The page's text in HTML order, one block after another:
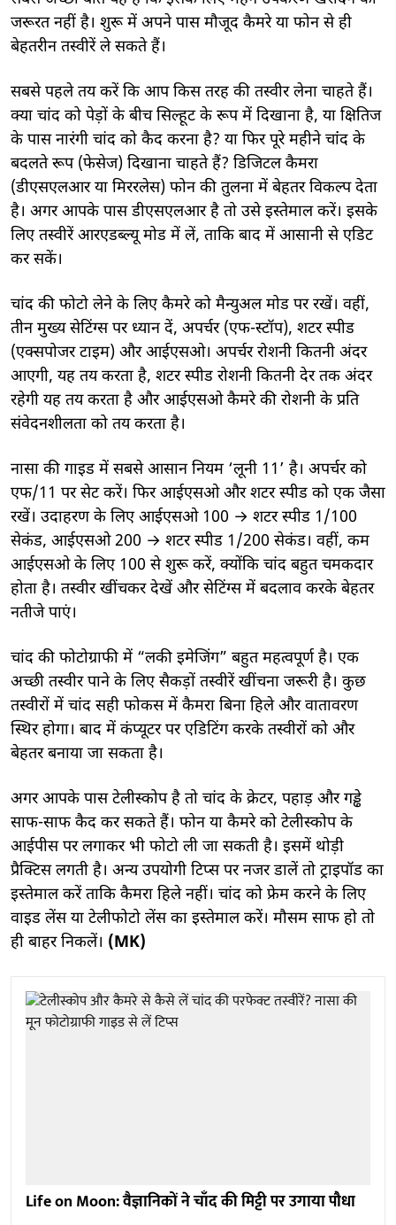
जरूरत नहीं है। शुरू में अपने पास मौजूद कैमरे या फोन से ही
बेहतरीन तस्वीरें ले सकते हैं।
सबसे पहले तय करें कि आप किस तरह की तस्वीर लेना चाहते हैं।
क्या चांद को पेड़ों के बीच सिल्हूट के रूप में दिखाना है, या क्षितिज
के पास नारंगी चांद को कैद करना है? या फिर पूरे महीने चांंद के
बदलते रूप (फेसेज) दिखाना चाहते हैं? डिजिटल कैमरा
(डीएसएलआर या मिररलेस) फोन की तुलना में बेहतर विकल्प देता
है। अगर आपके पास डीएसएलआर है तो उसे इस्तेमाल करें। इसके
लिए तस्वीरें आरएडब्ल्यू मोड में लें, ताकि बाद में आसानी से एडिट
कर सकें।
चांद की फोटो लेने के लिए कैमरे को मैन्युअल मोड पर रखें। वहीं,
तीन मुख्य सेटिंग्स पर ध्यान दें, अपर्चर (एफ-स्टॉप), शटर स्पीड
(एक्सपोजर टाइम) और आईएसओ। अपर्चर रोशनी कितनी अंदर
आएगी, यह तय करता है, शटर स्पीड रोशनी कितनी देर तक अंदर
रहेगी यह तय करता है और आईएसओ कैमरे की रोशनी के प्रति
संवेदनशीलता को तय करता है।
नासा की गाइड में सबसे आसान नियम ‘लूनी 11’ है। अपर्चर को
एफ/11 पर सेट करें। फिर आईएसओ और शटर स्पीड को एक जैसा
रखें। उदाहरण के लिए आईएसओ 100 → शटर स्पीड 1/100
सेकंड, आईएसओ 200 → शटर स्पीड 1/200 सेकंड। वहीं, कम
आईएसओ के लिए 100 से शुरू करें, क्योंकि चांद बहुत चमकदार
होता है। तस्वीर खींचकर देखें और सेटिंग्स में बदलाव करके बेहतर
नतीजे पाएं।
चांद की फोटोग्राफी में “लकी इमेजिंग” बहुत महत्वपूर्ण है। एक
अच्छी तस्वीर पाने के लिए सैकड़ों तस्वीरें खींचना जरूरी है। कुछ
तस्वीरों में चांद सही फोकस में कैमरा बिना हिले और वातावरण
स्थिर होगा। बाद में कंप्यूटर पर एडिटिंग करके तस्वीरों को और
बेहतर बनाया जा सकता है।
अगर आपके पास टेलीस्कोप है तो चांद के क्रेटर, पहाड़ और गड्ढे
साफ-साफ कैद कर सकते हैं। फोन या कैमरे को टेलीस्कोप के
आईपीस पर लगाकर भी फोटो ली जा सकती है। इसमें थोड़ी
प्रैक्टिस लगती है। अन्य उपयोगी टिप्स पर नजर डालें तो ट्राइपॉड का
इस्तेमाल करें ताकि कैमरा हिले नहीं। चांद को फ्रेम करने के लिए
वाइड लेंस या टेलीफोटो लेंस का इस्तेमाल करें। मौसम साफ हो तो
ही बाहर निकलें। (MK)
Life on Moon: वैज्ञानिकों ने चाँद की मिट्टी पर उगाया पौधा